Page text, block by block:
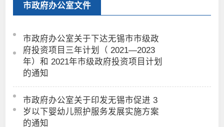
市政府办公室文件
市政府办公室关于下达无锡市市级政
府投资项目三年计划（ 2021—2023
年）和 2021年市级政府投资项目计划
的通知
市政府办公室关于印发无锡市促进 3
岁以下婴幼儿照护服务发展实施方案
的通知